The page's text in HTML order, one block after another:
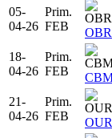
05-
04-26
Prim.
FEB
OBR
18-
04-26
Prim.
FEB
21-
04-26
Prim.
FEB
OUR